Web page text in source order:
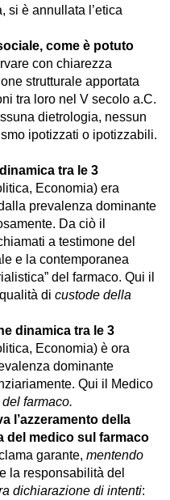
si è annullata l’etica
come è potuto
con chiarezza
strutturale apportata
tra loro nel V secolo a.C.
dietrologia, nessun
ipotizzati o ipotizzabili.
tra le 3
Economia) era
prevalenza dominante
Da ciò il
a testimone del
e la contemporanea
del farmaco. Qui il
di custode della
dinamica tra le 3
Economia) è ora
dominante
Qui il Medico
farmaco.
l’azzeramento della
del medico sul farmaco
garante, mentendo
la responsabilità del
dichiarazione di intenti: